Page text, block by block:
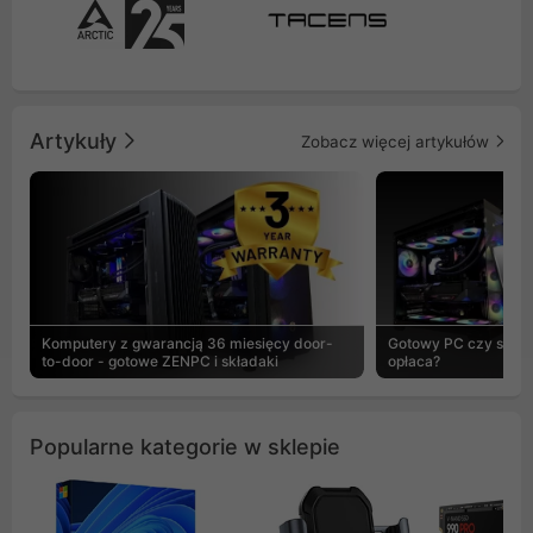
Artykuły Zobacz więcej artykułów
Komputery z gwarancją 36 miesięcy door-
to-door - gotowe ZENPC i składaki
Gotowy PC czy
opłaca?
Popularne kategorie w sklepie